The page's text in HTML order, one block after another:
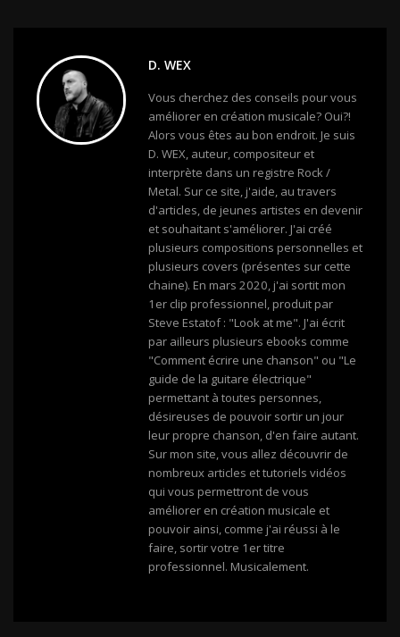
D. WEX
Vous cherchez des conseils pour vous
améliorer en création musicale? Oui?!
Alors vous êtes au bon endroit. Je suis
D. WEX, auteur, compositeur et
interprète dans un registre Rock /
Metal. Sur ce site, j'aide, au travers
d'articles, de jeunes artistes en devenir
et souhaitant s'améliorer. J'ai créé
plusieurs compositions personnelles et
plusieurs covers (présentes sur cette
chaine). En mars 2020, j'ai sortit mon
1er clip professionnel, produit par
Steve Estatof : "Look at me". J'ai écrit
par ailleurs plusieurs ebooks comme
"Comment écrire une chanson" ou "Le
guide de la guitare électrique"
permettant à toutes personnes,
désireuses de pouvoir sortir un jour
leur propre chanson, d'en faire autant.
Sur mon site, vous allez découvrir de
nombreux articles et tutoriels vidéos
qui vous permettront de vous
améliorer en création musicale et
pouvoir ainsi, comme j'ai réussi à le
faire, sortir votre 1er titre
professionnel. Musicalement.